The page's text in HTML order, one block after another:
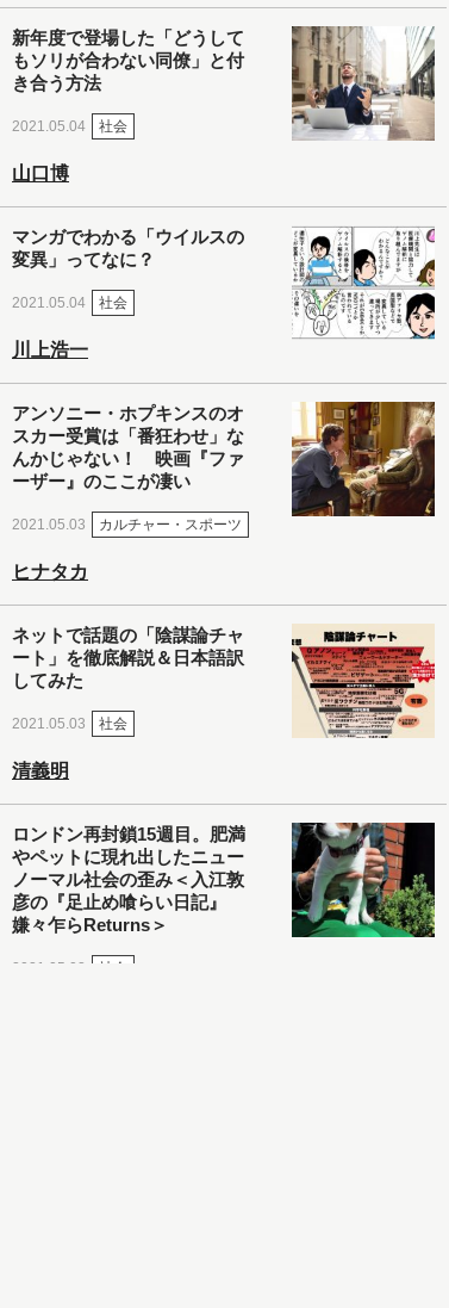
新年度で登場した「どうして
もソリが合わない同僚」と付
き合う方法
2021.05.04 社会
山口博
マンガでわかる「ウイルスの
変異」ってなに？
2021.05.04 社会
川上浩一
アンソニー・ホプキンスのオ
スカー受賞は「番狂わせ」な
んかじゃない！ 映画『ファ
ーザー』のここが凄い
2021.05.03 カルチャー・スポーツ
ヒナタカ
ネットで話題の「陰謀論チャ
ート」を徹底解説＆日本語訳
してみた
2021.05.03 社会
清義明
ロンドン再封鎖15週目。肥満
やペットに現れ出したニュー
ノーマル社会の歪み＜入江敦
彦の『足止め喰らい日記』
嫌々乍らReturns＞
2021.05.02 社会